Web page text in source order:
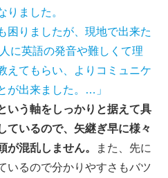
りました。
困りましたが、現地で出来た
英語の発音や難しくて理
えてもらい、よりコミュニケ
が出来ました。…」
いう軸をしっかりと据えて具
ているので、矢継ぎ早に様々
が混乱しません。
また、先に
いるので分かりやすさもバツ